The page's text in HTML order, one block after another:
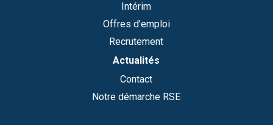
Intérim
Offres d’emploi
Recrutement
Actualités
Contact
Notre démarche RSE